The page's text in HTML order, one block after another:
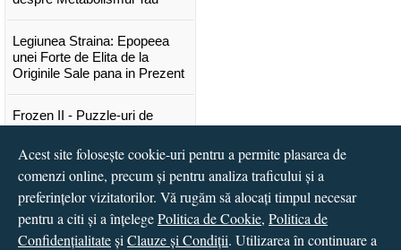
Legiunea Straina: Epopeea
unei Forte de Elita de la
Originile Sale pana in Prezent
Frozen II - Puzzle-uri de
Lansare "Portocalele verzi" de
Vitali Cipileaga
...toate știrile
Acest site folosește cookie-uri pentru a permite plasarea de
comenzi online, precum și pentru analiza traficului și a
preferințelor vizitatorilor. Vă rugăm să alocați timpul necesar
pentru a citi și a înțelegePolitica de Cookie, Politica de
Confidențialitateși Clauze și Condiții. Utilizarea în continuare a